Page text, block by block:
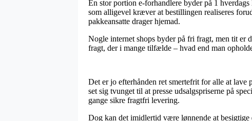
En stor portion e-forhandlere byder på 1
som alligevel kræver at bestillingen realiseres
pakkeansatte drager hjemad.
Nogle internet shops byder på fri fragt, men tit
fragt, der i mange tilfælde – hvad end man
Det er jo efterhånden ret smertefrit for alle at
set sig tvunget til at presse udsalgspriserne på
gange sikre fragtfri levering.
Dog kan det imidlertid være lønnende at